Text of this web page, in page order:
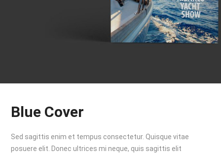
Blue Cover
Sed sagittis enim et tempus consectetur. Quisque vitae
posuere elit. Donec ultrices mi neque, quis sagittis elit